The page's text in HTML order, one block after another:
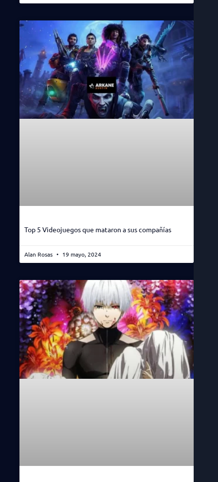
Top 5 Videojuegos que mataron a sus compañías
Alan Rosas 19 mayo, 2024